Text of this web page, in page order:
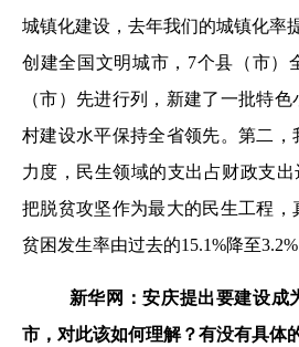
城镇化建设，去年我们的城镇化率
创建全国文明城市，7个县（市）
（市）先进行列，新建了一批特
村建设水平保持全省领先。第二
力度，民生领域的支出占财政支
把脱贫攻坚作为最大的民生工程
贫困发生率由过去的15.1%降至3.2%
新华网：安庆提出要建设成
市，对此该如何理解？有没有具体